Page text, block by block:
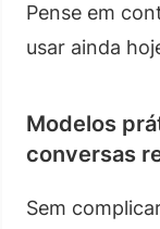
Pense em
usar ainda
Modelos
conversas
Sem